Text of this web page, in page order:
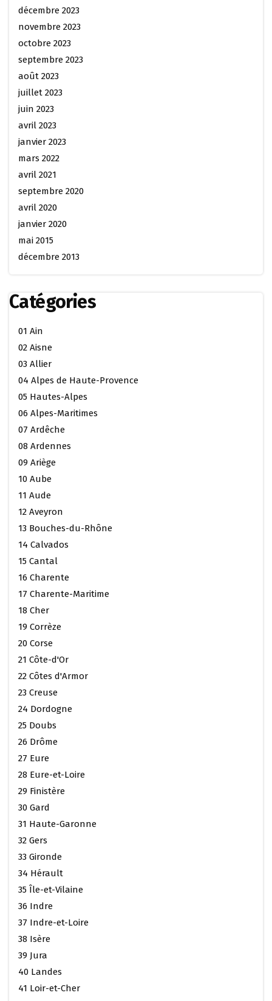
décembre 2023
novembre 2023
octobre 2023
septembre 2023
août 2023
juillet 2023
juin 2023
avril 2023
janvier 2023
mars 2022
avril 2021
septembre 2020
avril 2020
janvier 2020
mai 2015
décembre 2013
Catégories
01 Ain
02 Aisne
03 Allier
04 Alpes de Haute-Provence
05 Hautes-Alpes
06 Alpes-Maritimes
07 Ardêche
08 Ardennes
09 Ariège
10 Aube
11 Aude
12 Aveyron
13 Bouches-du-Rhône
14 Calvados
15 Cantal
16 Charente
17 Charente-Maritime
18 Cher
19 Corrèze
20 Corse
21 Côte-d'Or
22 Côtes d'Armor
23 Creuse
24 Dordogne
25 Doubs
26 Drôme
27 Eure
28 Eure-et-Loire
29 Finistère
30 Gard
31 Haute-Garonne
32 Gers
33 Gironde
34 Hérault
35 Île-et-Vilaine
36 Indre
37 Indre-et-Loire
38 Isère
39 Jura
40 Landes
41 Loir-et-Cher